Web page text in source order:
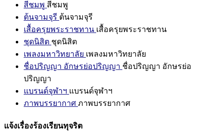
สีชมพู สีชมพู
ต้นจามจุรี ต้นจามจุรี
เสื้อครุยพระราชทาน เสื้อครุยพระราชทาน
ชุดนิสิต ชุดนิสิต
เพลงมหาวิทยาลัย เพลงมหาวิทยาลัย
ชื่อปริญญา อักษรย่อปริญญา ชื่อปริญญา อักษรย่อ
ปริญญา
แบรนด์จุฬาฯ แบรนด์จุฬาฯ
ภาพบรรยากาศ ภาพบรรยากาศ
แจ้งเรื่องร้องเรียนทุจริต